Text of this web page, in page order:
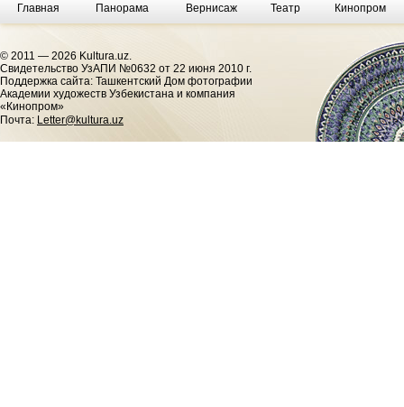
Главная Панорама Вернисаж Театр Кинопром
© 2011 — 2026 Kultura.uz.
Cвидетельство УзАПИ №0632 от 22 июня 2010 г.
Поддержка сайта: Ташкентский Дом фотографии
Академии художеств Узбекистана и компания
«Кинопром»
Почта: Letter@kultura.uz